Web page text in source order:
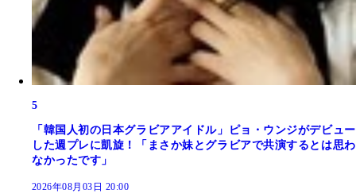
5
「韓国人初の日本グラビアアイドル」ピョ・ウンジがデビュー
した週プレに凱旋！「まさか妹とグラビアで共演するとは思わ
なかったです」
2026年08月03日 20:00